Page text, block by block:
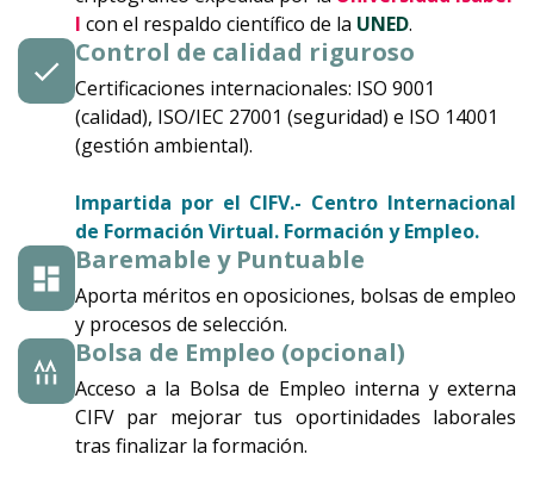
I con el respaldo científico de la UNED.
Control de calidad riguroso
Certificaciones internacionales: ISO 9001
(calidad), ISO/IEC 27001 (seguridad) e ISO 14001
(gestión ambiental).
Impartida por el CIFV.- Centro Internacional
de Formación Virtual. Formación y Empleo.
Baremable y Puntuable
Aporta méritos en oposiciones, bolsas de empleo
y procesos de selección.
Bolsa de Empleo (opcional)
Acceso a la Bolsa de Empleo interna y externa
CIFV par mejorar tus oportinidades laborales
tras finalizar la formación.